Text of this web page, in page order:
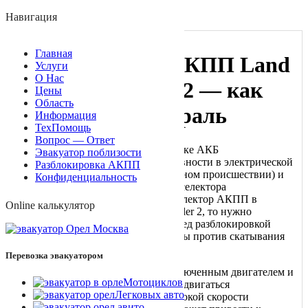
Навигация
Главная
Услуги
О Нас
Цены
Область
Информация
ТехПомощь
Вопрос — Ответ
Эвакуатор поблизости
Разблокировка АКПП
Конфиденциальность
Online калькулятор
Перевозка эвакуатором
Мотоциклов
Легковых авто
+7 (910) 748-17-03
Автотехпомощь online
Разблокировка АКПП Land
Rover Freelander 2 — как
перевести в нейтраль
Эту процедуру проводят при разрядке АКБ
(аккумуляторной батареи), неисправности в электрической
цепи или ДТП (дорожно-транспортном происшествии) и
Вам необходимо снять блокировку селектора
переключения передач перевести селектор АКПП в
нейтраль “N” на Land Rover Freelander 2, то нужно
провести следующие действия. Перед разблокировкой
механизма необходимо принять меры против скатывания
Внимание! Если автомобиль с выключенным двигателем и
селектором в положении «N» будет двигаться
продолжительное время или на высокой скорости